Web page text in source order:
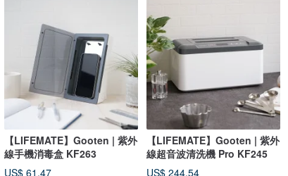
【LIFEMATE】Gooten | 紫外
線手機消毒盒 KF263
US$ 61.47
【LIFEMATE】Gooten | 紫外
線超音波清洗機 Pro KF245
US$ 244.54